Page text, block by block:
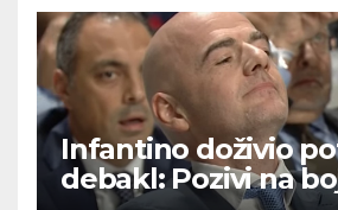
Infantino doživio
debakl: Pozivi na